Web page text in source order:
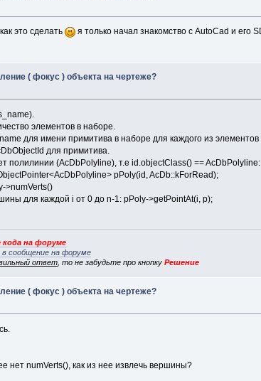
это сделать
я только начал знакомство с AutoCad и его
( фокус ) объекта на чертеже?
элементов в наборе.
для имени примитива в наборе для каждого из элементов
для примитива.
полилинии (AcDbPolyline), т.е id.objectClass() ==
pPoly(id, AcDb::kForRead);
>numVerts()
для каждой i от 0 до n-1: pPoly->getPointAt(i, p);
на форуме
в сообщение на форуме
ответ , то не забудьте про кнопкуРешение
( фокус ) объекта на чертеже?
нет numVerts(), как из нее извлечь вершины?